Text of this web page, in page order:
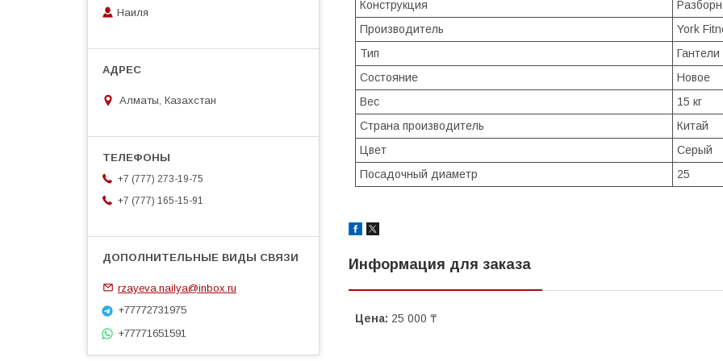
Конструкция
Производитель
York
Тип
Гантели
Состояние
Новое
Вес
15 кг
Страна производитель
Китай
Цвет
Серый
Посадочный диаметр
25
Информация для заказа
Цена: 25 000 ₸
Наиля
Алматы, Казахстан
+7 (777) 273-19-75
+7 (777) 165-15-91
rzayeva.nailya@inbox.ru
+77772731975
+77771651591